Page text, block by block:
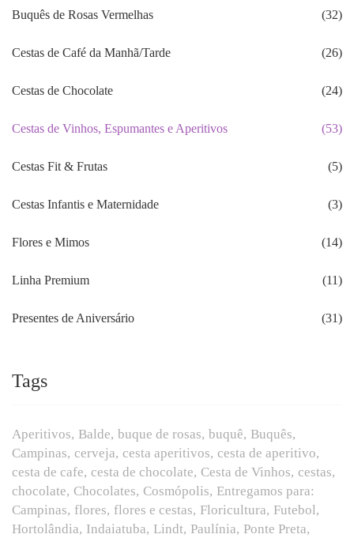
Buquês de Rosas Vermelhas (32)
Cestas de Café da Manhã/Tarde (26)
Cestas de Chocolate (24)
Cestas de Vinhos, Espumantes e Aperitivos (53)
Cestas Fit & Frutas (5)
Cestas Infantis e Maternidade (3)
Flores e Mimos (14)
Linha Premium (11)
Presentes de Aniversário (31)
Tags
Aperitivos Balde buque de rosas buquê Buquês
Campinas cerveja cesta aperitivos cesta de aperitivo
cesta de cafe cesta de chocolate Cesta de Vinhos cestas
chocolate Chocolates Cosmópolis Entregamos para:
Campinas flores flores e cestas Floricultura Futebol
Hortolândia Indaiatuba Lindt Paulínia Ponte Preta